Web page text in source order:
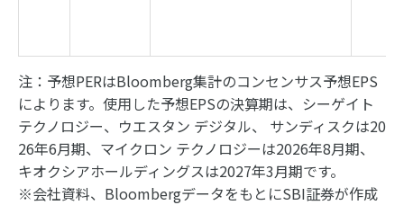
注：予想PERはBloomberg集計のコンセンサス予想EPS
によります。使用した予想EPSの決算期は、シーゲイト
テクノロジー、ウエスタン デジタル、 サンディスクは20
26年6月期、マイクロン テクノロジーは2026年8月期、
キオクシアホールディングスは2027年3月期です。
※会社資料、BloombergデータをもとにSBI証券が作成